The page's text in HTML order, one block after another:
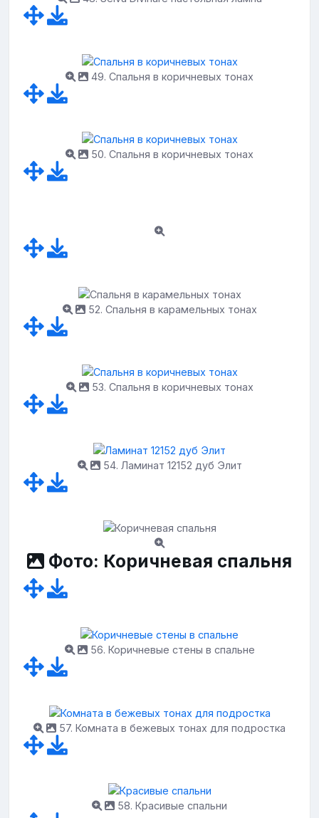
49. Спальня в коричневых тонах
50. Спальня в коричневых тонах
52. Спальня в карамельных тонах
53. Спальня в коричневых тонах
54. Ламинат 12152 дуб Элит
Фото: Коричневая спальня
56. Коричневые стены в спальне
57. Комната в бежевых тонах для подростка
58. Красивые спальни